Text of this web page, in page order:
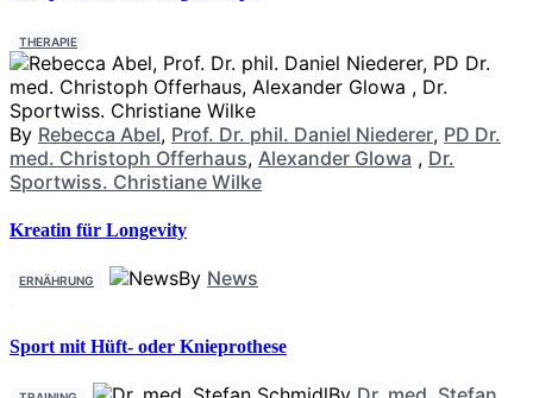
THERAPIE
By Rebecca Abel, Prof. Dr. phil. Daniel Niederer, PD Dr.
med. Christoph Offerhaus, Alexander Glowa , Dr.
Sportwiss. Christiane Wilke
Kreatin für Longevity
ERNÄHRUNG By News
Sport mit Hüft- oder Knieprothese